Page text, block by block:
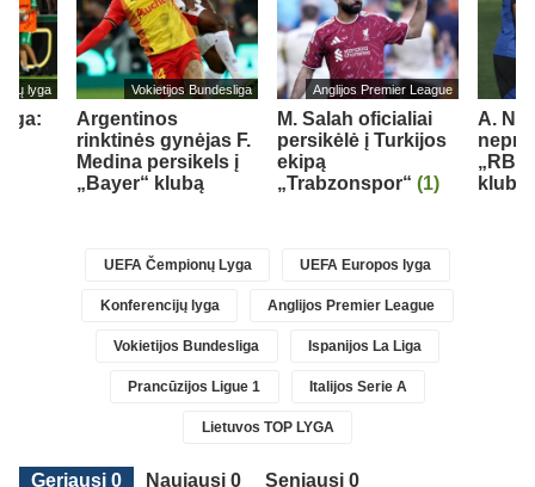
lyga Vokietijos Bundesliga
Argentinos
rinktinės gynėjas F.
Medina persikels į
„Bayer“ klubą
Anglijos Premier League
M. Salah oficialiai
persikėlė į Turkijos
ekipą
„Trabzonspor“ (1)
A.
„RB
UEFA Čempionų Lyga UEFA Europos lyga
Konferencijų lyga Anglijos Premier League
Vokietijos Bundesliga Ispanijos La Liga
Prancūzijos Ligue 1 Italijos Serie A
Lietuvos TOP LYGA
Geriausi 0 Naujausi 0
Seniausi 0